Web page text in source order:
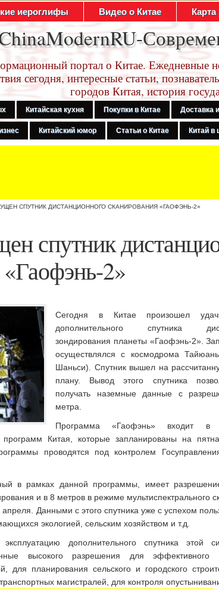
иероглифы Видео о Китае Карта
портал о Китае. Ежедневные
сегодня, интересные статьи,
городов Китая, история
Китайская кухня Покупки в Китае Доставка
Китайский юмор Статьи о Китае Китай в
СПУТНИК ДИСТАНЦИОННОГО СКАНИРОВАНИЯ «ГАОФЭНЬ-2»
спутник
2»
Сегодня в Китае произошел
дополнительного спутника
зондирования планеты «Гаофэнь-2».
осуществлялся с космодрома
Шаньси). Спутник вышел на
плану. Вывод этого спутника
получать наземные данные с
метра.
Программа «Гаофэнь» входит в
программ Китая, которые запланированы на
проводятся под контролем
в рамках данной программы, имеет
и в 8 метров в режиме мультиспектрального
Данными с этого спутника уже с успехом
экологией, сельским хозяйством и т.д.
дополнительного спутника этой
высокого разрешения для эффективного
для планирования сельского и городского
магистралей, для контроля